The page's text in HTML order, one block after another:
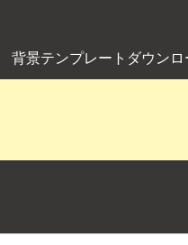
背景テンプレートダウン